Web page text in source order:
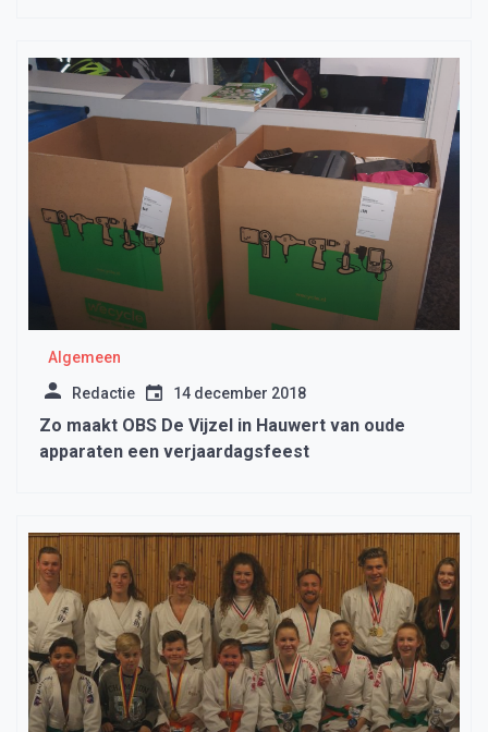
Algemeen
Redactie 14 december 2018
Zo maakt OBS De Vijzel in Hauwert van oude
apparaten een verjaardagsfeest